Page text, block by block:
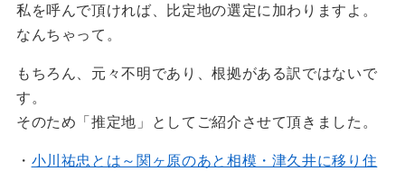
私を呼んで頂ければ、比定地の選定に加わりますよ。
なんちゃって。
もちろん、元々不明であり、根拠がある訳ではないで
す。
そのため「推定地」としてご紹介させて頂きました。
・ 小川祐忠とは～関ヶ原のあと相模・津久井に移り住